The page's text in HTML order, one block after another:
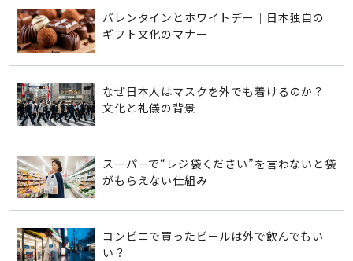
バレンタインとホワイトデー｜日本独自の
ギフト文化のマナー
なぜ日本人はマスクを外でも着けるのか？
文化と礼儀の背景
スーパーで“レジ袋ください”を言わないと袋
がもらえない仕組み
コンビニで買ったビールは外で飲んでもい
い？